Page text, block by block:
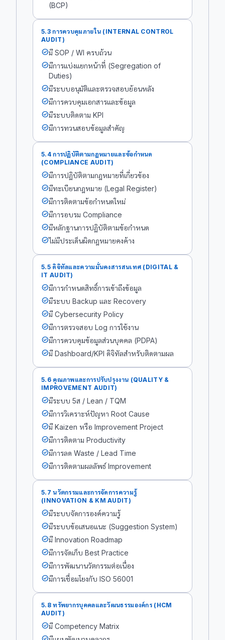
(BCP)
5.3 การควบคุมภายใน (INTERNAL CONTROL
AUDIT)
check_circleมี SOP / WI ครบถ้วน
check_circleมีการแบ่งแยกหน้าที่ (Segregation of
Duties)
check_circleมีระบบอนุมัติและตรวจสอบย้อนหลัง
check_circleมีการควบคุมเอกสารและข้อมูล
check_circleมีระบบติดตาม KPI
check_circleมีการทวนสอบข้อมูลสำคัญ
5.4 การปฏิบัติตามกฎหมายและข้อกำหนด
(COMPLIANCE AUDIT)
check_circleมีการปฏิบัติตามกฎหมายที่เกี่ยวข้อง
check_circleมีทะเบียนกฎหมาย (Legal Register)
check_circleมีการติดตามข้อกำหนดใหม่
check_circleมีการอบรม Compliance
check_circleมีหลักฐานการปฏิบัติตามข้อกำหนด
check_circleไม่มีประเด็นผิดกฎหมายคงค้าง
5.5 ดิจิทัลและความมั่นคงสารสนเทศ (DIGITAL &
IT AUDIT)
check_circleมีการกำหนดสิทธิ์การเข้าถึงข้อมูล
check_circleมีระบบ Backup และ Recovery
check_circleมี Cybersecurity Policy
check_circleมีการตรวจสอบ Log การใช้งาน
check_circleมีการควบคุมข้อมูลส่วนบุคคล (PDPA)
check_circleมี Dashboard/KPI ดิจิทัลสำหรับติดตามผล
5.6 คุณภาพและการปรับปรุงงาน (QUALITY &
IMPROVEMENT AUDIT)
check_circleมีระบบ 5ส / Lean / TQM
check_circleมีการวิเคราะห์ปัญหา Root Cause
check_circleมี Kaizen หรือ Improvement Project
check_circleมีการติดตาม Productivity
check_circleมีการลด Waste / Lead Time
check_circleมีการติดตามผลลัพธ์ Improvement
5.7 นวัตกรรมและการจัดการความรู้
(INNOVATION & KM AUDIT)
check_circleมีระบบจัดการองค์ความรู้
check_circleมีระบบข้อเสนอแนะ (Suggestion System)
check_circleมี Innovation Roadmap
check_circleมีการจัดเก็บ Best Practice
check_circleมีการพัฒนานวัตกรรมต่อเนื่อง
check_circleมีการเชื่อมโยงกับ ISO 56001
5.8 ทรัพยากรบุคคลและวัฒนธรรมองค์กร (HCM
AUDIT)
check_circleมี Competency Matrix